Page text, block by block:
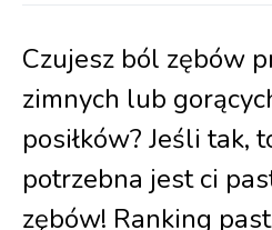
Czujesz ból zębów
zimnych lub
posiłków? Jeśli tak,
potrzebna jest ci
zębów! Ranking